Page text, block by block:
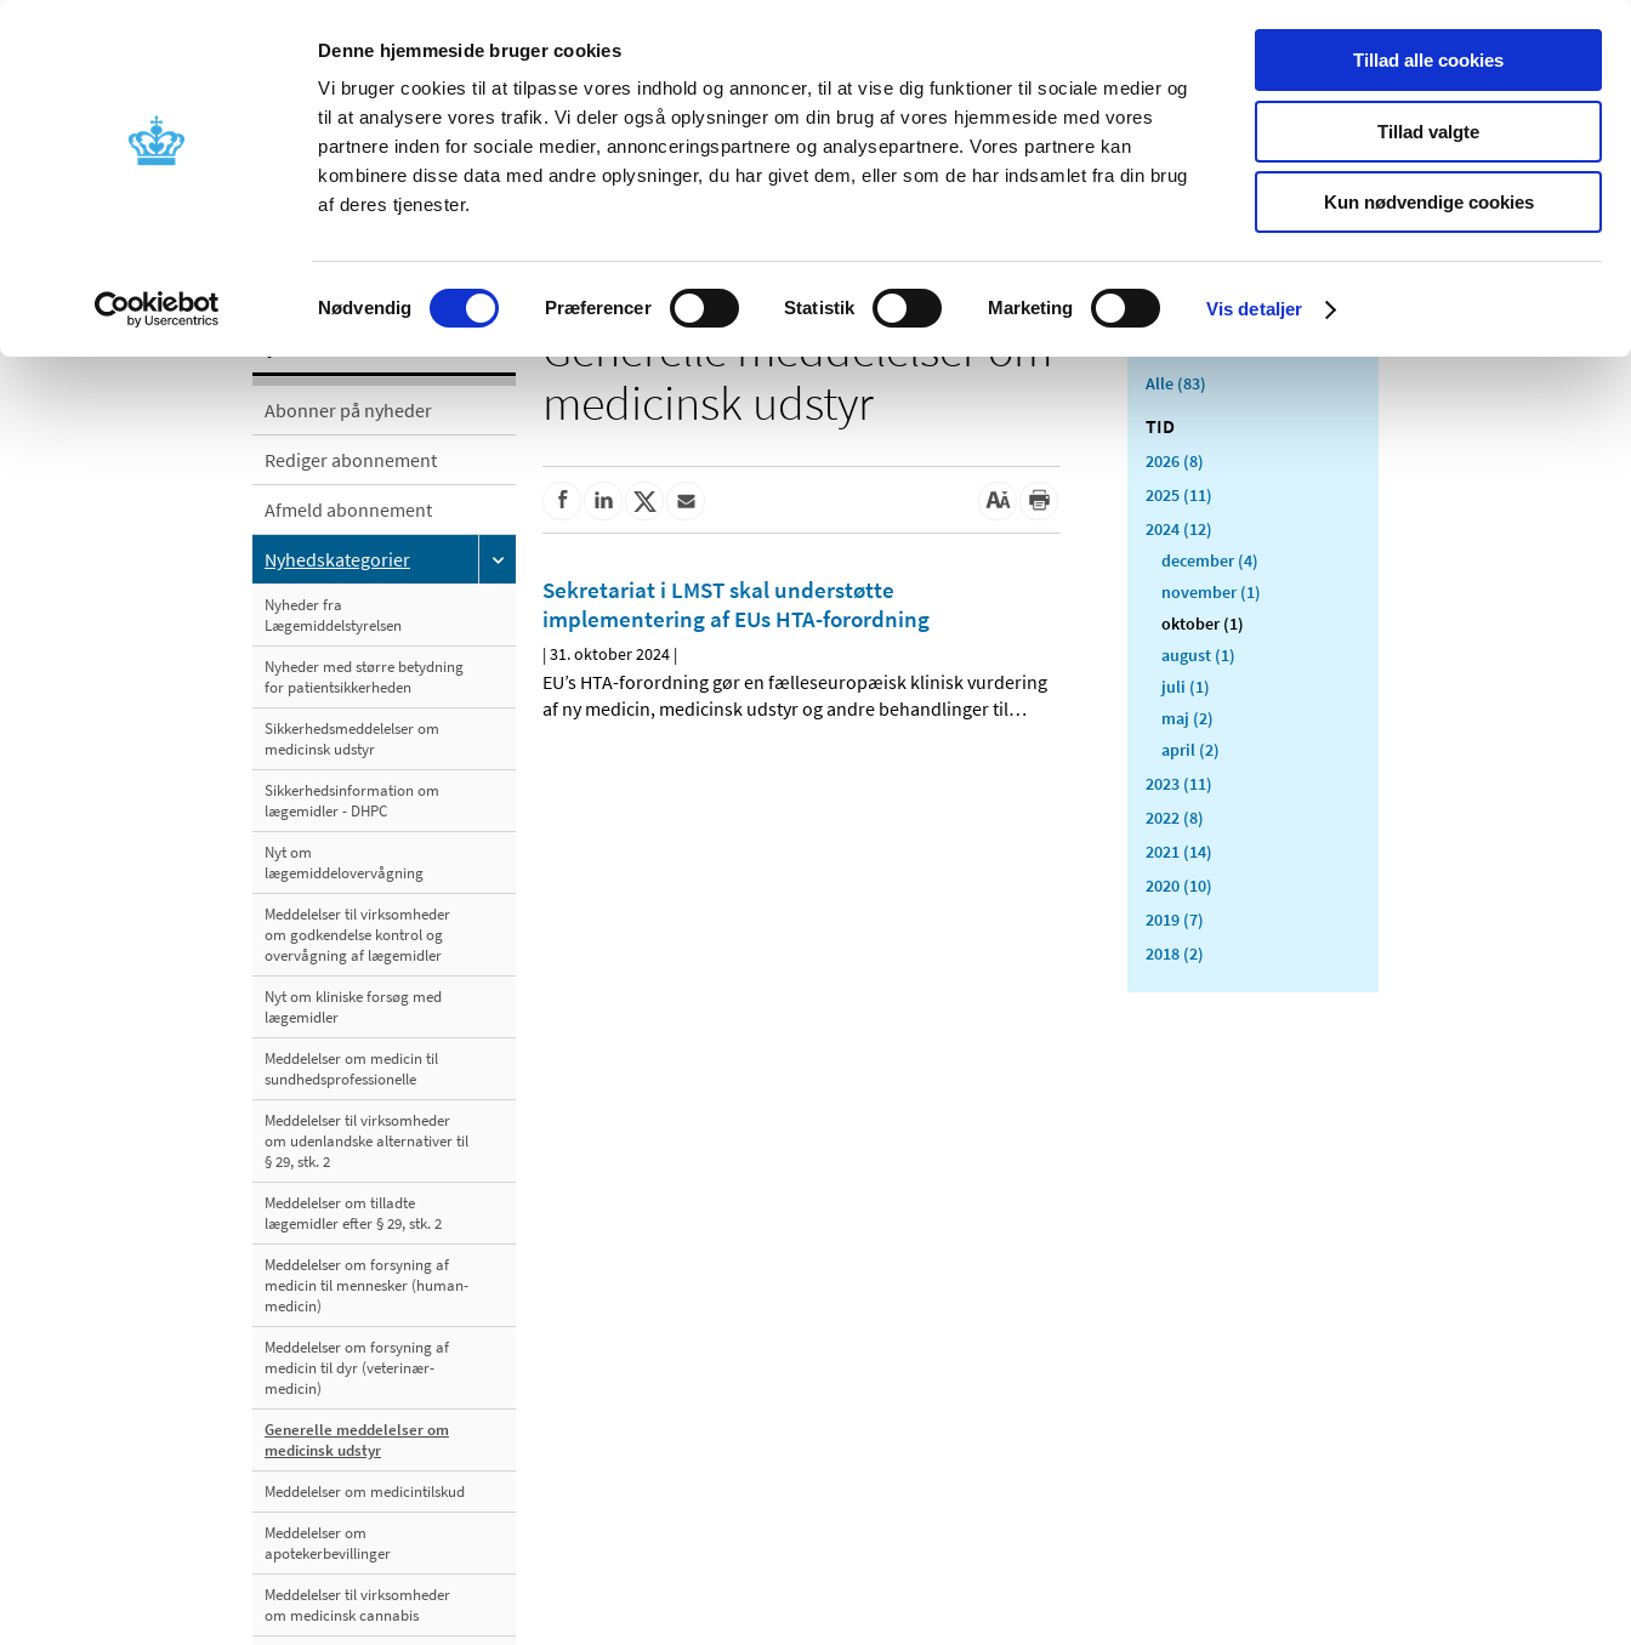
Denne hjemmeside bruger cookies
Vi bruger cookies til at tilpasse vores indhold og annoncer, til at vise dig funktioner til sociale medier og
til at analysere vores trafik. Vi deler også oplysninger om din brug af vores hjemmeside med vores
partnere inden for sociale medier, annonceringspartnere og analysepartnere. Vores partnere kan
kombinere disse data med andre oplysninger, du har givet dem, eller som de har indsamlet fra din brug
af deres tjenester.
Samtykkevalg
Nødvendig Præferencer Statistik Marketing Vis detaljer
Tillad alle cookies
Tillad valgte
Kun nødvendige cookies
Nyheder Om os Kontakt Udgivelser
Godkendelse og
Bivirkninger og
produktinformation
Tilskud og
Apoteker og salg af
Medicinsk
Særlige
produktområder
Abonner på nyheder
Rediger abonnement
Afmeld abonnement
Nyhedskategorier
Nyheder fra
Lægemiddelstyrelsen
Nyheder med større betydning
for patientsikkerheden
Sikkerhedsmeddelelser om
medicinsk udstyr
Sikkerhedsinformation om
lægemidler - DHPC
Nyt om
lægemiddelovervågning
Meddelelser til virksomheder
om godkendelse kontrol og
overvågning af lægemidler
Nyt om kliniske forsøg med
lægemidler
Meddelelser om medicin til
sundhedsprofessionelle
Meddelelser til virksomheder
om udenlandske alternativer til
§ 29, stk. 2
Meddelelser om tilladte
lægemidler efter § 29, stk. 2
Meddelelser om forsyning af
medicin til mennesker (human-
medicin)
Meddelelser om forsyning af
medicin til dyr (veterinær-
medicin)
Generelle meddelelser om
medicinsk udstyr
Meddelelser om medicintilskud
Meddelelser om
apotekerbevillinger
Meddelelser til virksomheder
om medicinsk cannabis
Generelle meddelelser om
medicinsk udstyr
Sekretariat i LMST skal understøtte
implementering af EUs HTA-forordning
|31. oktober 2024 |
EU’s HTA-forordning gør en fælleseuropæisk klinisk vurdering
af ny medicin, medicinsk udstyr og andre behandlinger til…
Alle (83)
TID
2026 (8)
2025 (11)
2024 (12)
december (4)
november (1)
oktober (1)
august (1)
juli (1)
maj (2)
april (2)
2023 (11)
2022 (8)
2021 (14)
2020 (10)
2019 (7)
2018 (2)